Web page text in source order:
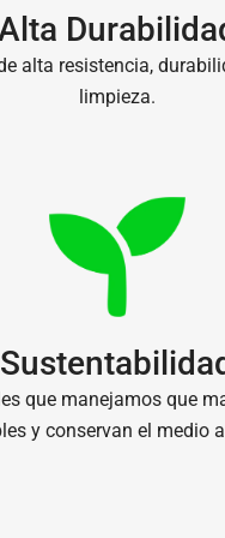
alta resistencia,
limpieza.
que manejamos que
y conservan el medio